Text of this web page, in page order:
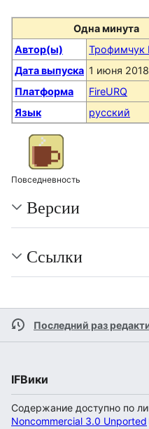
Одна минута
Автор(ы)
Трофимчук
Дата выпуска 1 июня 2018
Платформа
FireURQ
Язык
русский
Повседневность
Версии
Ссылки
Последний раз
IFВики
Содержание доступно по
Noncommercial 3.0 Unported